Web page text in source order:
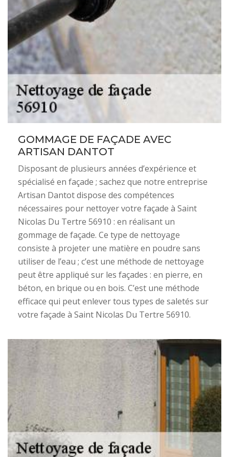
GOMMAGE DE FAÇADE AVEC
ARTISAN DANTOT
Disposant de plusieurs années d’expérience et
spécialisé en façade ; sachez que notre entreprise
Artisan Dantot dispose des compétences
nécessaires pour nettoyer votre façade à Saint
Nicolas Du Tertre 56910 : en réalisant un
gommage de façade. Ce type de nettoyage
consiste à projeter une matière en poudre sans
utiliser de l’eau ; c’est une méthode de nettoyage
peut être appliqué sur les façades : en pierre, en
béton, en brique ou en bois. C’est une méthode
efficace qui peut enlever tous types de saletés sur
votre façade à Saint Nicolas Du Tertre 56910.